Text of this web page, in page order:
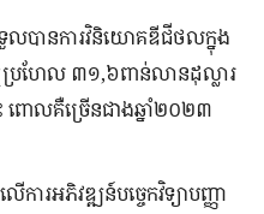
លបានការវិនិយោគឌីជីថលក្នុង
ហែល ៣១,៦ពាន់លានដុល្លារ
ពោលគឺច្រើនជាងឆ្នាំ២០២៣
ារអភិវឌ្ឍន៍បច្ចេកវិទ្យាបញ្ញា